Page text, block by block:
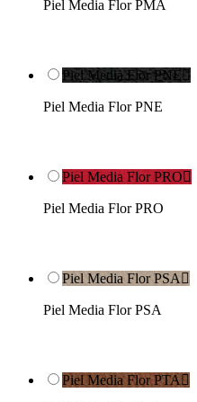
Piel Media Flor PMA
Piel Media Flor PNE
Piel Media Flor PNE
Piel Media Flor PRO
Piel Media Flor PRO
Piel Media Flor PSA 
Piel Media Flor PSA
Piel Media Flor PTA 